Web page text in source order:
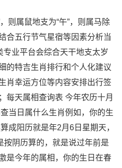
则属鼠地支为“午”，则属马除
合五行节气星宿等因素分析当
专业平台会综合天干地支太岁
的特吉生肖排行和个人化建议
肖幸运方位等内容安排出行签
每天属相查询表 今年农历十月
当日属什么生肖例如，你的生
成阳历就是年2月6日星期天，
阴历算的，就是说过年前是
是今年的属相，你的生日在春